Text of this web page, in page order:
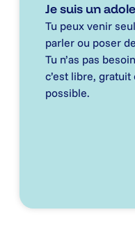
Je suis un
Tu peux venir
parler ou poser
Tu n’as pas
c’est libre, gratuit
possible.